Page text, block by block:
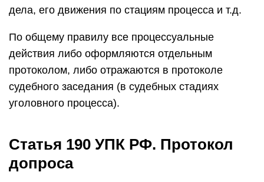
дела, его движения по стациям процесса и т.д.
По общему правилу все процессуальные
действия либо оформляются отдельным
протоколом, либо отражаются в протоколе
судебного заседания (в судебных стадиях
уголовного процесса).
Статья 190 УПК РФ. Протокол
допроса